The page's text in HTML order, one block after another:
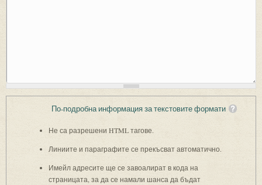
По-подробна информация за текстовите формати
Не са разрешени HTML тагове.
Линиите и параграфите се прекъсват автоматично.
Имейл адресите ще се завоалират в кода на
страницата, за да се намали шанса да бъдат